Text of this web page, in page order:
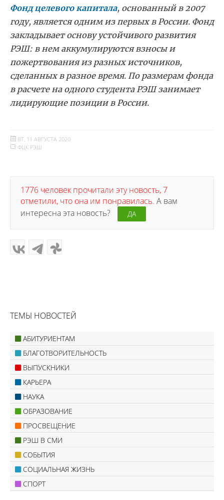
Фонд целевого капитала, основанный в 2007
году, является одним из первых в России. Фонд
закладывает основу устойчивого развития
РЭШ: в нем аккумулируются взносы и
пожертвования из разных источников,
сделанных в разное время. По размерам фонда
в расчете на одного студента РЭШ занимает
лидирующие позиции в России.
ВТ, 11 АВГУСТА 2020
ФЦК РЭШ
1776 человек прочитали эту новость, 7
отметили, что она им понравилась. А вам
интересна эта новость?
ДА
ТЕМЫ НОВОСТЕЙ
АБИТУРИЕНТАМ
БЛАГОТВОРИТЕЛЬНОСТЬ
ВЫПУСКНИКИ
КАРЬЕРА
НАУКА
ОБРАЗОВАНИЕ
ПРОСВЕЩЕНИЕ
РЭШ В СМИ
СОБЫТИЯ
СОЦИАЛЬНАЯ ЖИЗНЬ
СПОРТ